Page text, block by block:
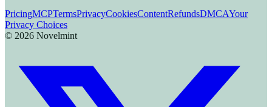
PricingMCPTermsPrivacyCookiesContentRefundsDMCAYour
Privacy Choices
© 2026 Novelmint